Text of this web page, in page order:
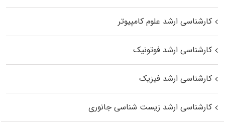
کارشناسی ارشد علوم کامپیوتر
کارشناسی ارشد فوتونیک
کارشناسی ارشد فیزیک
کارشناسی ارشد زیست‌ شناسی جانوری